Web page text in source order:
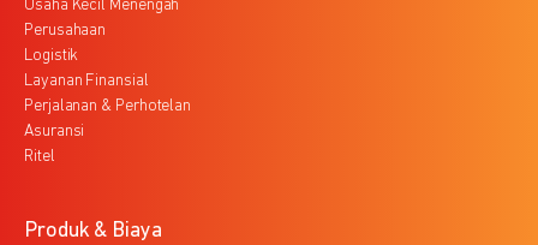
Usaha Kecil Menengah
Perusahaan
Logistik
Layanan Finansial
Perjalanan & Perhotelan
Asuransi
Ritel
Produk & Biaya